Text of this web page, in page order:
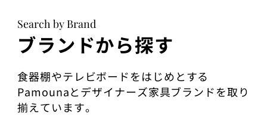
Search by Brand
ブランドから探す
食器棚やテレビボードをはじめとする
Pamounaとデザイナーズ家具ブランドを取り
揃えています。